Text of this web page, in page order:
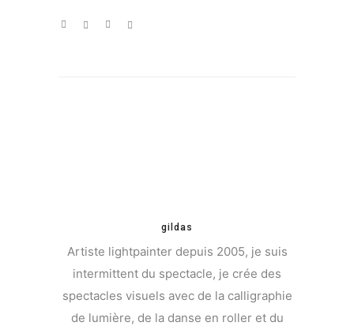
gildas
Artiste lightpainter depuis 2005, je suis
intermittent du spectacle, je crée des
spectacles visuels avec de la calligraphie
de lumière, de la danse en roller et du